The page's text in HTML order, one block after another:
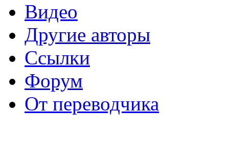
Видео
Другие авторы
Ссылки
Форум
От переводчика